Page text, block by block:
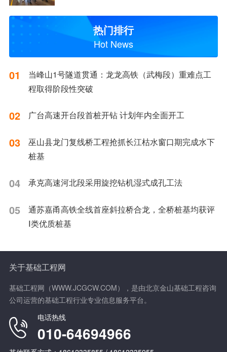
热门排行
Hot News
01
当峰山1号隧道贯通：龙龙高铁（武梅段）重难点工
程取得阶段性突破
02 广台高速开台段首桩开钻 计划年内全面开工
03
巫山县龙门复线桥工程抢抓长江枯水窗口期完成水下
桩基
04 承克高速河北段采用旋挖钻机湿式成孔工法
05
通苏嘉甬高铁全线首座斜拉桥合龙，全桥桩基均获评
Ⅰ类优质桩基
关于基础工程网
基础工程网（WWW.JCGCW.COM），是由北京金山基础工程咨询
公司运营的基础工程行业专业信息服务平台。
电话热线
010-64694966